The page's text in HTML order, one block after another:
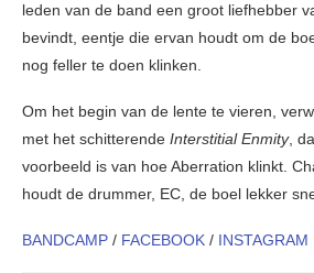
leden van de band een groot liefhebber
bevindt, eentje die ervan houdt om de
nog feller te doen klinken.
Om het begin van de lente te vieren,
met het schitterende Interstitial Enmity,
voorbeeld is van hoe Aberration klinkt.
houdt de drummer, EC, de boel lekker
BANDCAMP / FACEBOOK / INSTAGRAM